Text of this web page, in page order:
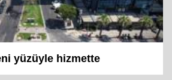
yüzüyle hizmette